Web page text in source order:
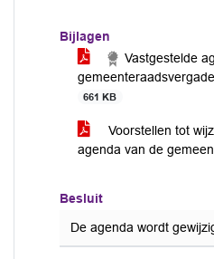
Bijlagen
Vastgestelde
661 KB
Voorstellen tot
agenda van de
Besluit
De agenda wordt